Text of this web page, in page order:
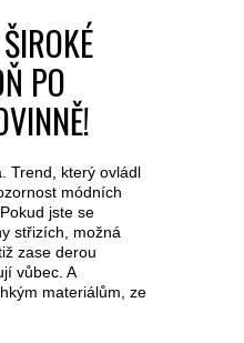
PO
Trend, který ovládl
módních
jste se
střizích, možná
zase derou
vůbec. A
materiálům, ze